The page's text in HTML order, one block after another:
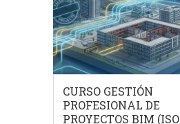
CURSO GESTIÓN
PROFESIONAL DE
PROYECTOS BIM (ISO